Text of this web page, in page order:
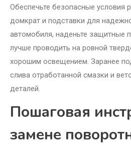
Обеспечьте безопасные условия
домкрат и подставки для
автомобиля, наденьте защитные
лучше проводить на ровной
хорошим освещением. Заранее
слива отработанной смазки и
деталей.
Пошаговая
замене